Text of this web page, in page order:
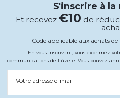
S'inscrire à
Et recevez €10 de
Code applicable aux achats de
En vous inscrivant, vous exprimez
communications de Lúzete. Vous pouvez
Votre adresse e-mail